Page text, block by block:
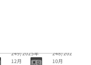
249) 2025年
12月
248) 2025年
10月